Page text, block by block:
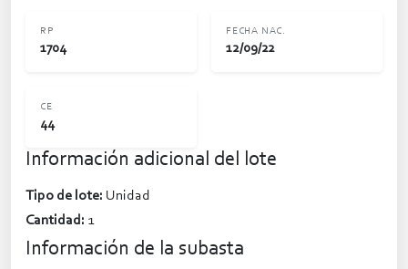
RP
1704
FECHA NAC.
12/09/22
CE
44
Información adicional del lote
Tipo de lote: Unidad
Cantidad: 1
Información de la subasta